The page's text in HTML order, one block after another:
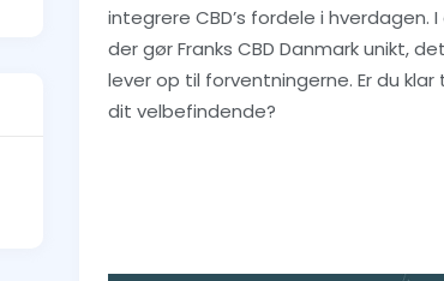
integrere CBD’s fordele i
der gør Franks CBD Danmark unikt,
lever op til forventningerne. Er du
dit velbefindende?